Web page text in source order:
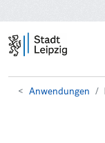
Anwendungen